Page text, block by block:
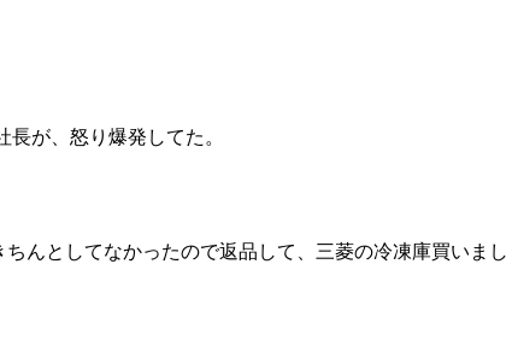
が、怒り爆発してた。
んとしてなかったので返品して、三菱の冷凍庫買いまし